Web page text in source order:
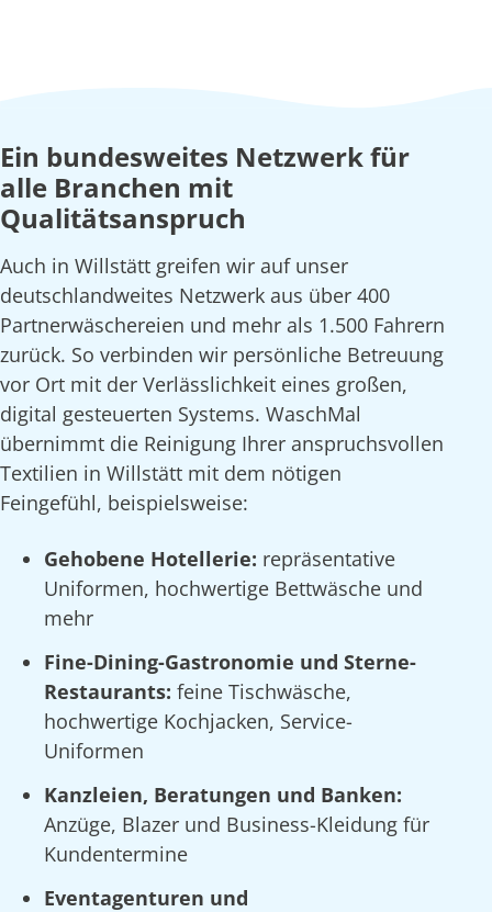
Ein bundesweites Netzwerk für
alle Branchen mit
Qualitätsanspruch
Auch in Willstätt greifen wir auf unser
deutschlandweites Netzwerk aus über 400
Partnerwäschereien und mehr als 1.500 Fahrern
zurück. So verbinden wir persönliche Betreuung
vor Ort mit der Verlässlichkeit eines großen,
digital gesteuerten Systems. WaschMal
übernimmt die Reinigung Ihrer anspruchsvollen
Textilien in Willstätt mit dem nötigen
Feingefühl, beispielsweise:
Gehobene Hotellerie: repräsentative
Uniformen, hochwertige Bettwäsche und
mehr
Fine-Dining-Gastronomie und Sterne-
Restaurants: feine Tischwäsche,
hochwertige Kochjacken, Service-
Uniformen
Kanzleien, Beratungen und Banken:
Anzüge, Blazer und Business-Kleidung für
Kundentermine
Eventagenturen und